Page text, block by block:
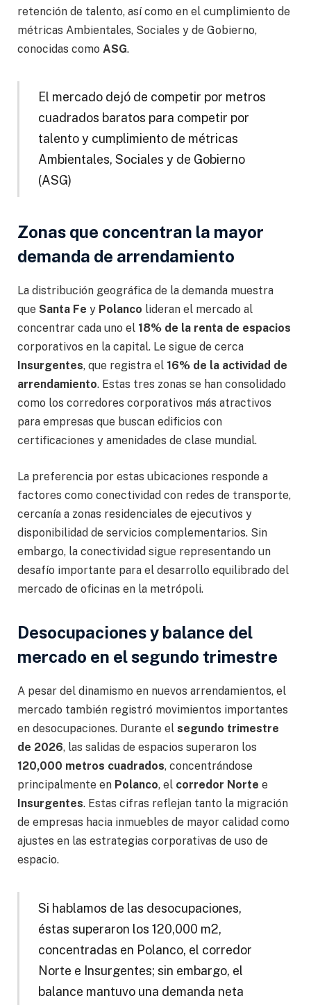
retención de talento, así como en el cumplimiento de
métricas Ambientales, Sociales y de Gobierno,
conocidas como ASG.
El mercado dejó de competir por metros
cuadrados baratos para competir por
talento y cumplimiento de métricas
Ambientales, Sociales y de Gobierno
(ASG)
Zonas que concentran la mayor
demanda de arrendamiento
La distribución geográfica de la demanda muestra
que Santa Fe y Polanco lideran el mercado al
concentrar cada uno el 18% de la renta de espacios
corporativos en la capital. Le sigue de cerca
Insurgentes, que registra el 16% de la actividad de
arrendamiento. Estas tres zonas se han consolidado
como los corredores corporativos más atractivos
para empresas que buscan edificios con
certificaciones y amenidades de clase mundial.
La preferencia por estas ubicaciones responde a
factores como conectividad con redes de transporte,
cercanía a zonas residenciales de ejecutivos y
disponibilidad de servicios complementarios. Sin
embargo, la conectividad sigue representando un
desafío importante para el desarrollo equilibrado del
mercado de oficinas en la metrópoli.
Desocupaciones y balance del
mercado en el segundo trimestre
A pesar del dinamismo en nuevos arrendamientos, el
mercado también registró movimientos importantes
en desocupaciones. Durante el segundo trimestre
de 2026, las salidas de espacios superaron los
120,000 metros cuadrados, concentrándose
principalmente en Polanco, el corredor Norte e
Insurgentes. Estas cifras reflejan tanto la migración
de empresas hacia inmuebles de mayor calidad como
ajustes en las estrategias corporativas de uso de
espacio.
Si hablamos de las desocupaciones,
éstas superaron los 120,000 m2,
concentradas en Polanco, el corredor
Norte e Insurgentes; sin embargo, el
balance mantuvo una demanda neta